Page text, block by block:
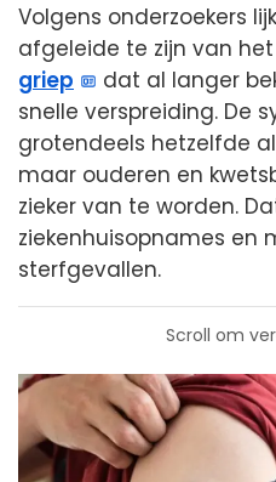
Volgens onderzoekers
afgeleide te zijn van
griep
dat al langer
snelle verspreiding. De
grotendeels hetzelfde
maar ouderen en
zieker van te worden.
ziekenhuisopnames en
sterfgevallen.
Scroll om